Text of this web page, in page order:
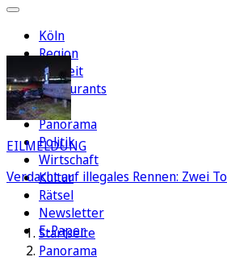
Köln
Region
Freizeit
Restaurants
FC
Panorama
Politik
Wirtschaft
Kultur
Rätsel
Newsletter
E-Paper
EILMELDUNG
Verdacht auf illegales Rennen: Zwei
Startseite
Panorama